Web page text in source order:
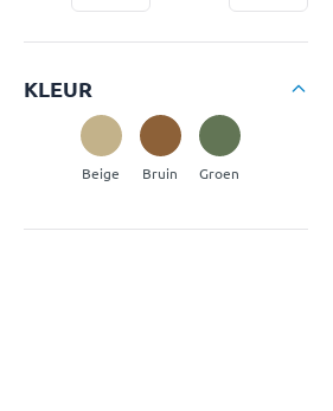
KLEUR
Beige Bruin Groen